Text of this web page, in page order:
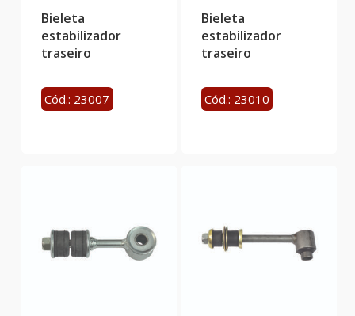
Bieleta
estabilizador
traseiro
Cód.: 23007
Bieleta
estabilizador
traseiro
Cód.: 23010